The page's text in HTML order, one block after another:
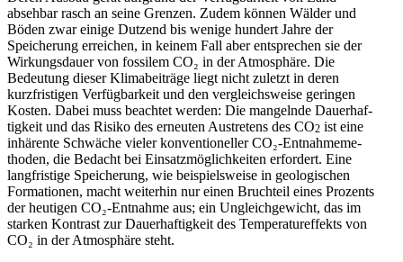
absehbar rasch an seine Grenzen. Zudem können Wälder und
Böden zwar einige Dutzend bis wenige hundert Jahre der
Speicherung erreichen, in keinem Fall aber entsprechen sie der
Wirkungs­dauer von fossilem CO₂ in der Atmosphäre. Die
Bedeutung dieser Klima­bei­träge liegt nicht zuletzt in deren
kurzfris­tigen Verfüg­barkeit und den vergleichs­weise geringen
Kosten. Dabei muss beachtet werden: Die mangelnde Dauer­haf­
tigkeit und das Risiko des erneuten Austretens des CO2 ist eine
inhärente Schwäche vieler konven­tio­neller CO₂-Entnah­me­me­
thoden, die Bedacht bei Einsatz­mög­lich­keiten erfordert. Eine
langfristige Speicherung, wie beispiels­weise in geolo­gi­schen
Forma­tionen, macht weiterhin nur einen Bruchteil eines Prozents
der heutigen CO₂-Entnahme aus; ein Ungleich­ge­wicht, das im
starken Kontrast zur Dauer­haf­tigkeit des Tempe­ra­tur­ef­fekts von
CO₂ in der Atmosphäre steht.